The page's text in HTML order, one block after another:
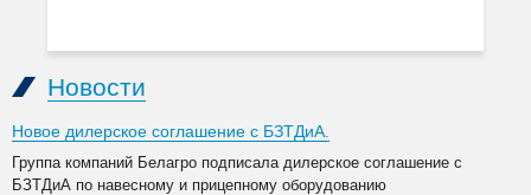
Новости
Новое дилерское соглашение с БЗТДиА.
Группа компаний Белагро подписала дилерское соглашение с
БЗТДиА по навесному и прицепному оборудованию